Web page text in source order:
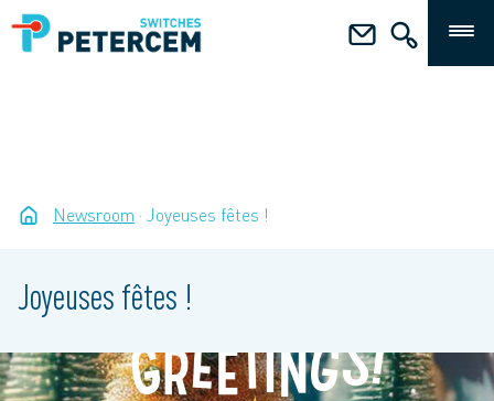
Newsroom Joyeuses fêtes !
Joyeuses fêtes !